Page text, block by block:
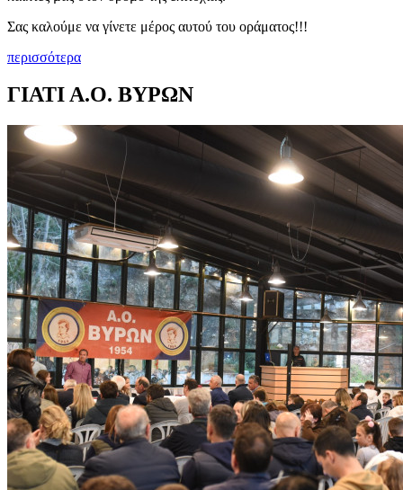
Σας καλούμε να γίνετε μέρος αυτού του οράματος!!!
περισσότερα
ΓΙΑΤΙ Α.Ο. ΒΥΡΩΝ